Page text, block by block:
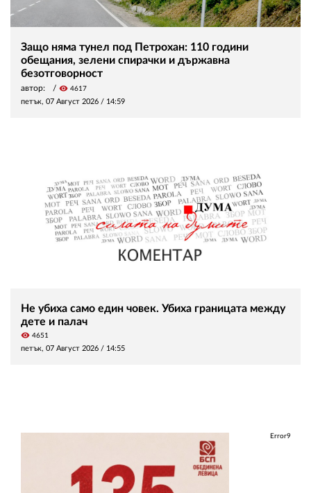
Защо няма тунел под Петрохан: 110 години
обещания, зелени спирачки и държавна
безотговорност
автор: visibility 4617
петък, 07 Август 2026 / 14:59
Не убиха само един човек. Убиха границата между
дете и палач
visibility 4651
петък, 07 Август 2026 / 14:55
Error9